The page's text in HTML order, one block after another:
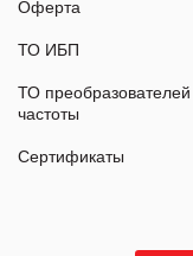
Оферта
ТО ИБП
ТО преобразователей
частоты
Сертификаты